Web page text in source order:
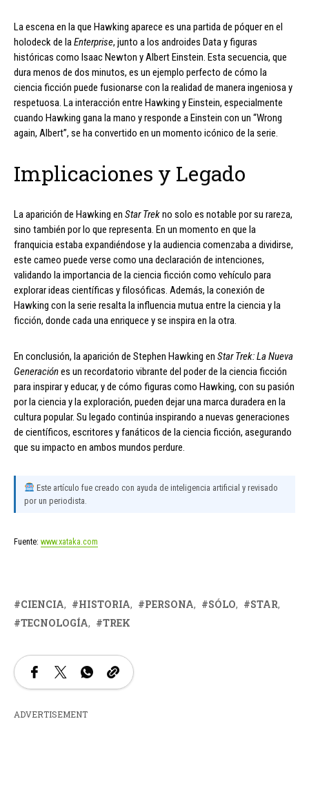
La escena en la que Hawking aparece es una partida de póquer en el
holodeck de laEnterprise, junto a los androides Data y figuras
históricas como Isaac Newton y Albert Einstein. Esta secuencia, que
dura menos de dos minutos, es un ejemplo perfecto de cómo la
ciencia ficción puede fusionarse con la realidad de manera ingeniosa y
respetuosa. La interacción entre Hawking y Einstein, especialmente
cuando Hawking gana la mano y responde a Einstein con un “Wrong
again, Albert”, se ha convertido en un momento icónico de la serie.
Implicaciones y Legado
La aparición de Hawking en Star Trekno solo es notable por su rareza,
sino también por lo que representa. En un momento en que la
franquicia estaba expandiéndose y la audiencia comenzaba a dividirse,
este cameo puede verse como una declaración de intenciones,
validando la importancia de la ciencia ficción como vehículo para
explorar ideas científicas y filosóficas. Además, la conexión de
Hawking con la serie resalta la influencia mutua entre la ciencia y la
ficción, donde cada una enriquece y se inspira en la otra.
En conclusión, la aparición de Stephen Hawking en Star Trek: La Nueva
Generaciónes un recordatorio vibrante del poder de la ciencia ficción
para inspirar y educar, y de cómo figuras como Hawking, con su pasión
por la ciencia y la exploración, pueden dejar una marca duradera en la
cultura popular. Su legado continúa inspirando a nuevas generaciones
de científicos, escritores y fanáticos de la ciencia ficción, asegurando
que su impacto en ambos mundos perdure.
Este artículo fue creado con ayuda de inteligencia artificial y revisado
por un periodista.
Fuente: www.xataka.com
CIENCIA HISTORIA PERSONA SÓLO
STAR
TECNOLOGÍA
TREK
ADVERTISEMENT